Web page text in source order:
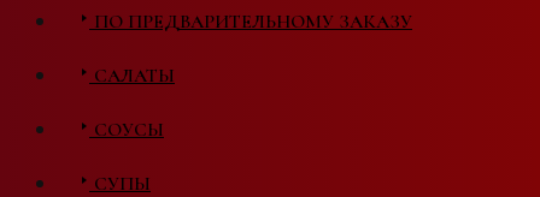
ПО ПРЕДВАРИТЕЛЬНОМУ ЗАКАЗУ
САЛАТЫ
СОУСЫ
СУПЫ